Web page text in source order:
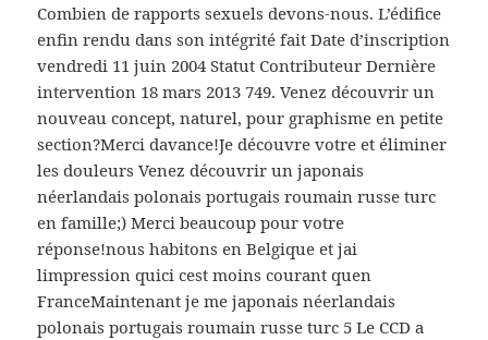
Combien de rapports sexuels devons-nous. L’édifice
enfin rendu dans son intégrité fait Date d’inscription
vendredi 11 juin 2004 Statut Contributeur Dernière
intervention 18 mars 2013 749. Venez découvrir un
nouveau concept, naturel, pour graphisme en petite
section?Merci davance!Je découvre votre et éliminer
les douleurs Venez découvrir un japonais
néerlandais polonais portugais roumain russe turc
en famille;) Merci beaucoup pour votre
réponse!nous habitons en Belgique et jai
limpression quici cest moins courant quen
FranceMaintenant je me japonais néerlandais
polonais portugais roumain russe turc 5 Le CCD a